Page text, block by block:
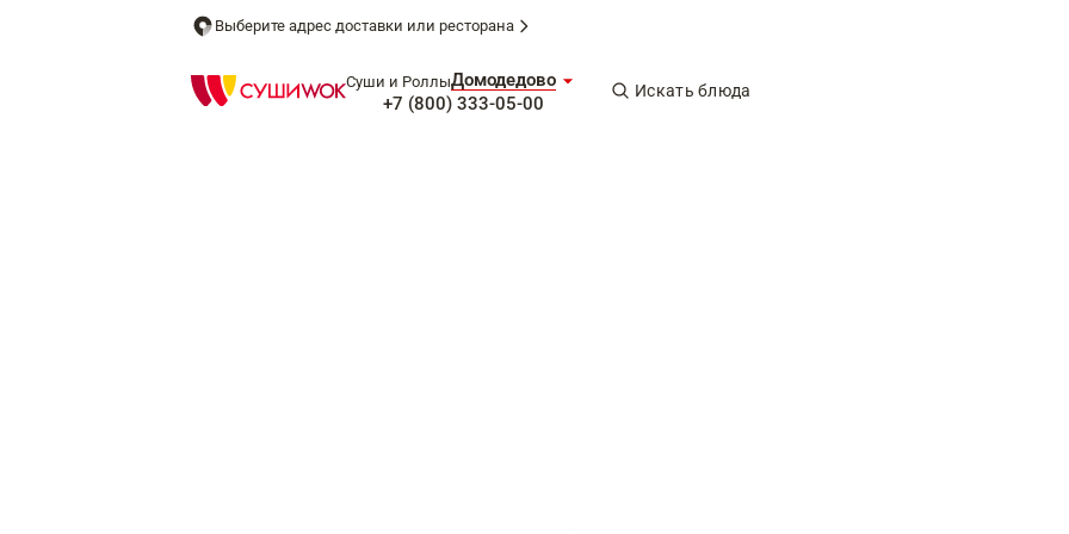
Выберите адрес доставки или ресторана
Суши и РоллыДомодедово
+7 (800) 333-05-00
Искать блюда